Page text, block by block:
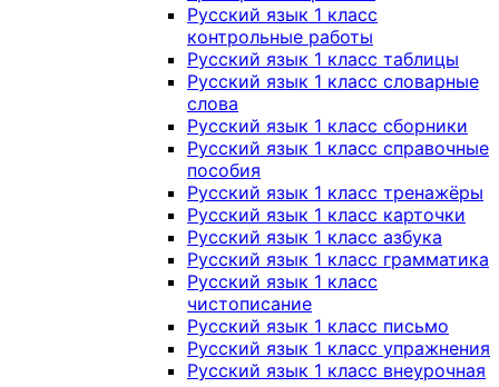
Русский язык 1 класс
контрольные работы
Русский язык 1 класс таблицы
Русский язык 1 класс словарные
слова
Русский язык 1 класс сборники
Русский язык 1 класс справочные
пособия
Русский язык 1 класс тренажёры
Русский язык 1 класс карточки
Русский язык 1 класс азбука
Русский язык 1 класс грамматика
Русский язык 1 класс
чистописание
Русский язык 1 класс письмо
Русский язык 1 класс упражнения
Русский язык 1 класс внеурочная